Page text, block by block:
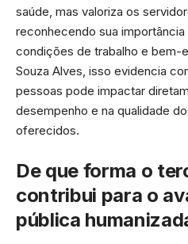
saúde, mas valoriza os
reconhecendo sua
condições de trabalho e bem-
Souza Alves, isso evidencia
pessoas pode impactar
desempenho e na qualidade
oferecidos.
De que forma o
contribui para o
pública